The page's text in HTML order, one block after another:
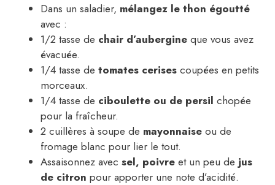
Dans un saladier, mélangez le thon égoutté
avec :
1/2 tasse de chair d’aubergine que vous avez
évacuée.
1/4 tasse de tomates cerises coupées en petits
morceaux.
1/4 tasse de ciboulette ou de persil chopée
pour la fraîcheur.
2 cuillères à soupe de mayonnaise ou de
fromage blanc pour lier le tout.
Assaisonnez avec sel, poivre et un peu de jus
de citron pour apporter une note d’acidité.